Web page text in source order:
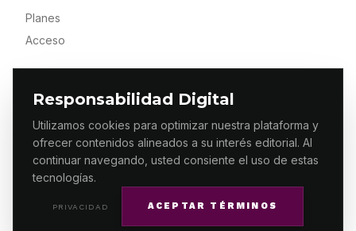
Responsabilidad Digital
Utilizamos cookies para optimizar nuestra plataforma y
ofrecer contenidos alineados a su interés editorial. Al
continuar navegando, usted consiente el uso de estas
tecnologías.
PRIVACIDAD ACEPTAR TÉRMINOS
Planes
Acceso
© 2026 ES PRIMERA MX. ALGUNOS DERECHOS
RESERVADOS / DESIGNMAKING.MX